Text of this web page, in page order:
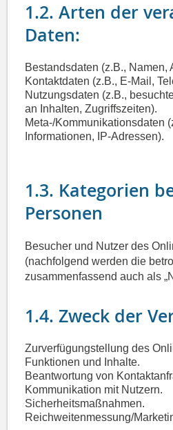
1.2. Arten der
Daten:
Bestandsdaten (z.B., Namen,
Kontaktdaten (z.B., E-Mail,
Nutzungsdaten (z.B.,
an Inhalten, Zugriffszeiten).
Meta-/Kommunikationsdaten
Informationen, IP-Adressen).
1.3. Kategorien
Personen
Besucher und Nutzer des
(nachfolgend werden die
zusammenfassend auch als
1.4. Zweck der
Zurverfügungstellung des
Funktionen und Inhalte.
Beantwortung von
Kommunikation mit Nutzern.
Sicherheitsmaßnahmen.
Reichweitenmessung/